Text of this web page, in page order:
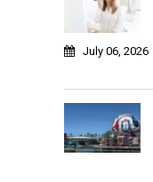
July 06, 2026